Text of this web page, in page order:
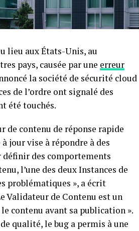
lieu aux États-Unis, au
pays, causée par​ une erreur
la société de sécurité cloud
de l’ordre ont‌ signalé des
été touchés.
de⁤ contenu⁤ de réponse rapide
jour vise à répondre à des
définir des comportements⁢
l’une des deux Instances de
problématiques », a écrit
Validateur ​de Contenu est un
contenu avant sa publication ».
qualité, le bug a permis à une